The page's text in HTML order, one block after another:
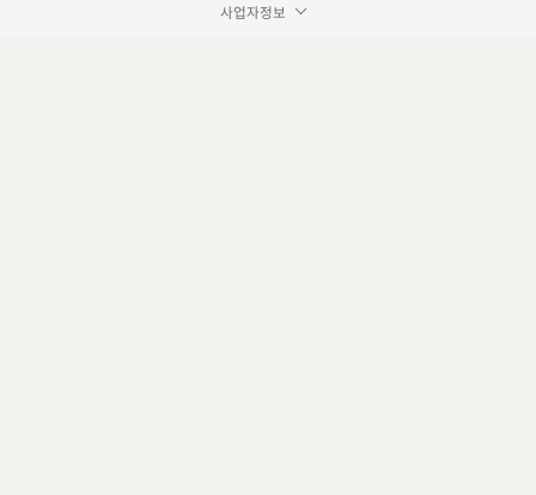
사업자정보